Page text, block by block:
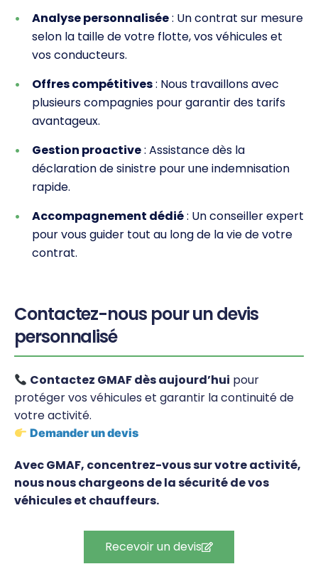
Analyse personnalisée: Un contrat sur mesure
selon la taille de votre flotte, vos véhicules et
vos conducteurs.
Offres compétitives: Nous travaillons avec
plusieurs compagnies pour garantir des tarifs
avantageux.
Gestion proactive: Assistance dès la
déclaration de sinistre pour une indemnisation
rapide.
Accompagnement dédié: Un conseiller expert
pour vous guider tout au long de la vie de votre
contrat.
Contactez-nous pour un devis
personnalisé
Contactez GMAF dès aujourd’hui pour
protéger vos véhicules et garantir la continuité de
votre activité.
Demander un devis
Avec GMAF, concentrez-vous sur votre activité,
nous nous chargeons de la sécurité de vos
véhicules et chauffeurs.
Recevoir un devis